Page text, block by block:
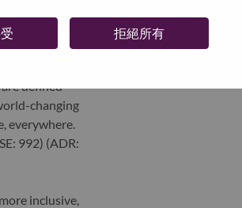
拒絕所有
Global
to deliver
with a full-
defined
changing
everywhere.
992) (ADR:
inclusive,